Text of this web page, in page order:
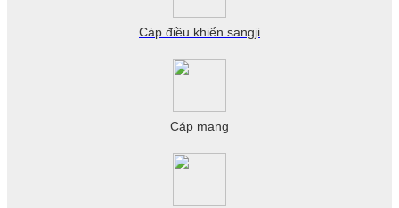
Cáp điều khiển sangji
Cáp mạng